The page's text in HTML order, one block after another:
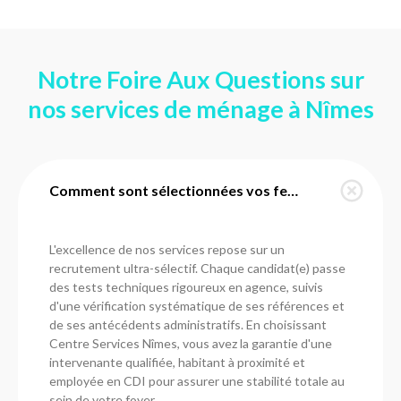
Notre Foire Aux Questions sur
nos services de ménage à Nîmes
Comment sont sélectionnées vos femmes de ménage à Nîmes ?
L'excellence de nos services repose sur un
recrutement ultra-sélectif. Chaque candidat(e) passe
des tests techniques rigoureux en agence, suivis
d'une vérification systématique de ses références et
de ses antécédents administratifs. En choisissant
Centre Services Nîmes, vous avez la garantie d'une
intervenante qualifiée, habitant à proximité et
employée en CDI pour assurer une stabilité totale au